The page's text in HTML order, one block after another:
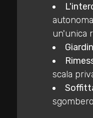
un'unica
scala
Qualsiasi